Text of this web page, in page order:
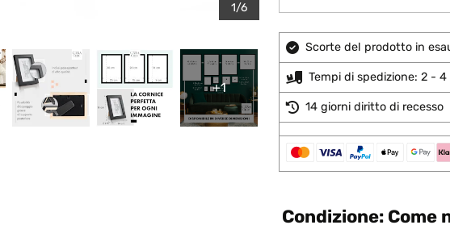
1/6
+1
Scorte del prodotto in
Tempi di spedizione: 2 - 4
14 giorni diritto di recesso
Condizione: Come